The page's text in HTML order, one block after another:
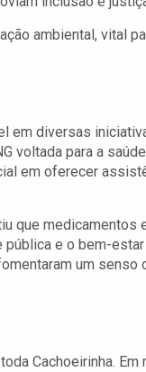
ambiental, vital
em diversas
voltada para a
em oferecer
que
e o bem-
um senso
Cachoeirinha. Em